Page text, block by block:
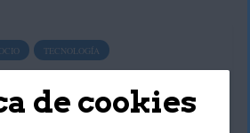
OCIO TECNOLOGÍA
para niños de
a su edad
de cookies